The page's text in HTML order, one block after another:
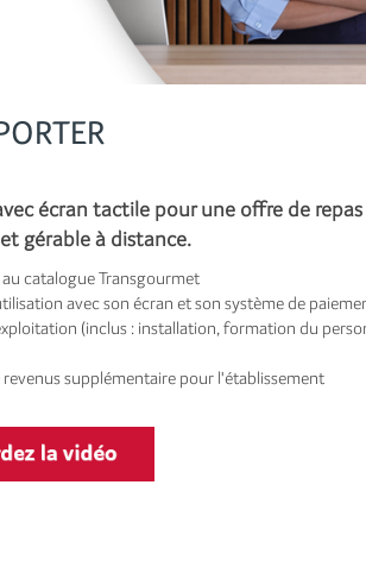
écran tactile pour une offre de
gérable à distance.
catalogue Transgourmet
avec son écran et son système de
(inclus : installation, formation du
revenus supplémentaire pour l'établissement